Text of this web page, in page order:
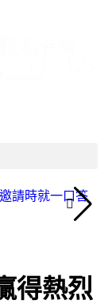
請時就一口答
得熱烈